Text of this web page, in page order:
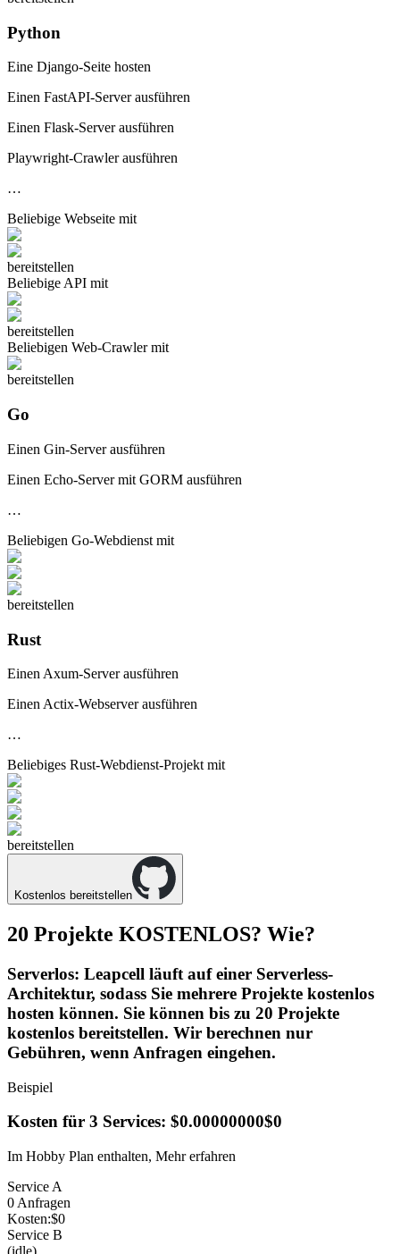
Python
Eine Django-Seite hosten
Einen FastAPI-Server ausführen
Einen Flask-Server ausführen
Playwright-Crawler ausführen
…
Beliebige Webseite mit
bereitstellen
Beliebige API mit
bereitstellen
Beliebigen Web-Crawlermit
bereitstellen
Go
Einen Gin-Server ausführen
Einen Echo-Server mit GORM ausführen
…
Beliebigen Go-Webdienst mit
bereitstellen
Rust
Einen Axum-Server ausführen
Einen Actix-Webserver ausführen
…
Beliebiges Rust-Webdienst-Projekt mit
bereitstellen
Kostenlos bereitstellen
20 Projekte KOSTENLOS? Wie?
Serverlos: Leapcell läuft auf einer Serverless-
Architektur, sodass Sie mehrere Projekte kostenlos
hosten können. Sie können bis zu 20 Projekte
kostenlos bereitstellen. Wir berechnen nur
Gebühren, wenn Anfragen eingehen.
Beispiel
Kosten für 3 Services: $0.00000000$0
Im Hobby Plan enthalten, Mehr erfahren
Service A
0 Anfragen
Kosten:$0
Service B